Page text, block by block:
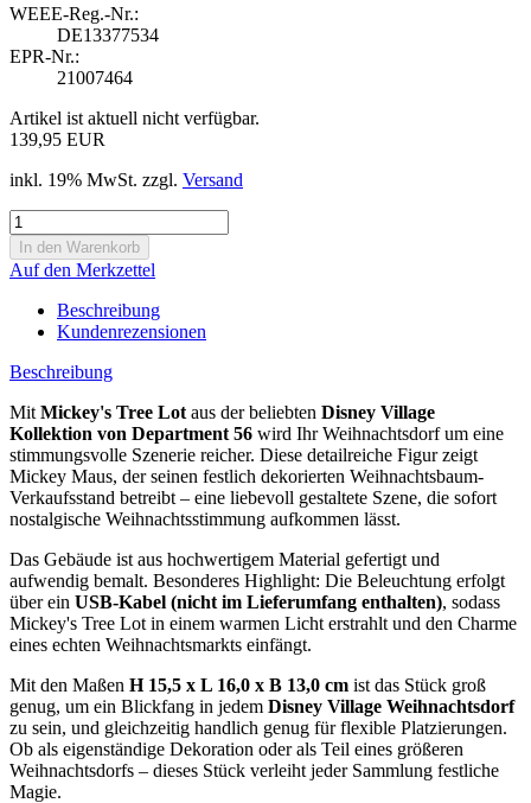
WEEE-Reg.-Nr.:
DE13377534
EPR-Nr.:
21007464
Artikel ist aktuell nicht verfügbar.
139,95 EUR
inkl. 19% MwSt. zzgl. Versand
Auf den Merkzettel
Beschreibung
Kundenrezensionen
Beschreibung
Mit Mickey's Tree Lot aus der beliebten Disney Village
Kollektion von Department 56 wird Ihr Weihnachtsdorf um eine
stimmungsvolle Szenerie reicher. Diese detailreiche Figur zeigt
Mickey Maus, der seinen festlich dekorierten Weihnachtsbaum-
Verkaufsstand betreibt – eine liebevoll gestaltete Szene, die sofort
nostalgische Weihnachtsstimmung aufkommen lässt.
Das Gebäude ist aus hochwertigem Material gefertigt und
aufwendig bemalt. Besonderes Highlight: Die Beleuchtung erfolgt
über ein USB-Kabel (nicht im Lieferumfang enthalten), sodass
Mickey's Tree Lot in einem warmen Licht erstrahlt und den Charme
eines echten Weihnachtsmarkts einfängt.
Mit den Maßen H 15,5 x L 16,0 x B 13,0 cm ist das Stück groß
genug, um ein Blickfang in jedem Disney Village Weihnachtsdorf
zu sein, und gleichzeitig handlich genug für flexible Platzierungen.
Ob als eigenständige Dekoration oder als Teil eines größeren
Weihnachtsdorfs – dieses Stück verleiht jeder Sammlung festliche
Magie.